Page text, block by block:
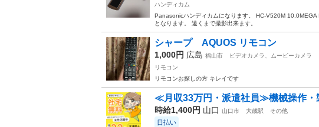
ハンディカム
Panasonicハンディカムになります。 HC-V520M
となります。 遠くまで撮影出来ます。
シャープ AQUOS リモコン
1,000円 広島 福山市
ビデオカメラ、ムービーカメラ
リモコン
リモコンお探しの方 キレイです
≪月収33万円・派遣社員≫機械操作・
時給1,400円 山口 山口市 大歳駅 その他
日払い